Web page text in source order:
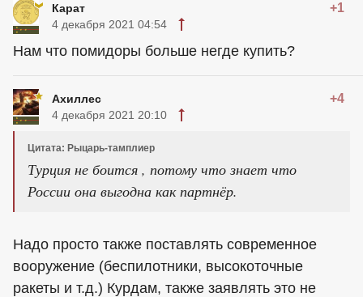
Карат +1
4 декабря 2021 04:54
Нам что помидоры больше негде купить?
Ахиллес +4
4 декабря 2021 20:10
Цитата: Рыцарь-тамплиер
Турция не боится , потому что знает что
России она выгодна как партнёр.
Надо просто также поставлять современное
вооружение (беспилотники, высокоточные
ракеты и т.д.) Курдам, также заявлять это не